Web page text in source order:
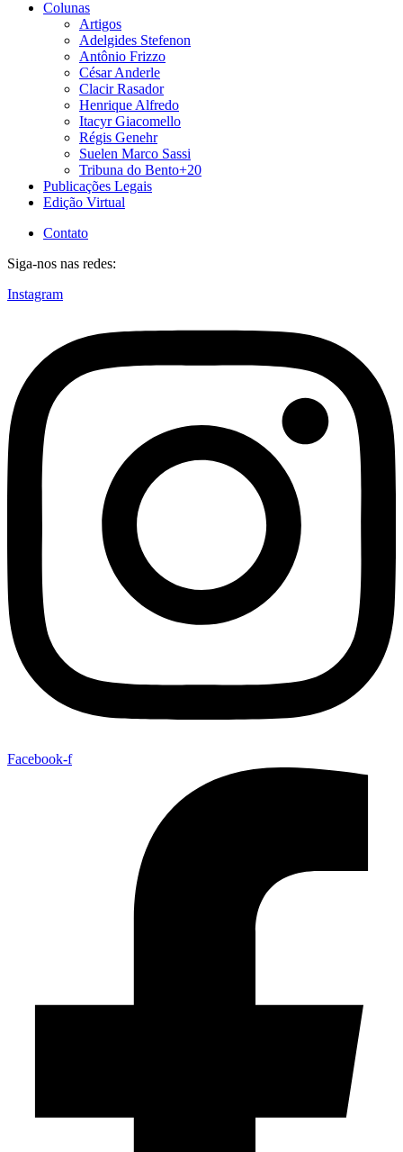
Colunas
Artigos
Adelgides Stefenon
Antônio Frizzo
César Anderle
Clacir Rasador
Henrique Alfredo
Itacyr Giacomello
Régis Genehr
Suelen Marco Sassi
Tribuna do Bento+20
Publicações Legais
Edição Virtual
Contato
Siga-nos nas redes:
Instagram
Facebook-f